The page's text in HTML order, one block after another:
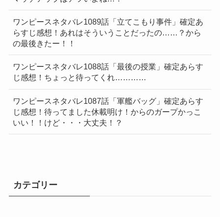
ワンピースネタバレ1089話「立てこもり事件」確定あ
らすじ感想！あれはそういうことだったの……？から
の最後きたー！！
ワンピースネタバレ1088話「最後の授業」確定あらす
じ感想！ちょっと待ってくれ…………
ワンピースネタバレ1087話「軍艦バッグ」確定あらす
じ感想！待ってました休載明け！からのガープかっこ
いい！！けど・・・大丈夫！？
カテゴリー